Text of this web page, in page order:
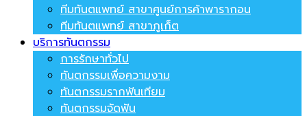
ทีมทันตแพทย์ สาขาศูนย์การค้าพารากอน
ทีมทันตแพทย์ สาขาภูเก็ต
บริการทันตกรรม
การรักษาทั่วไป
ทันตกรรมเพื่อความงาม
ทันตกรรมรากฟันเทียม
ทันตกรรมจัดฟัน